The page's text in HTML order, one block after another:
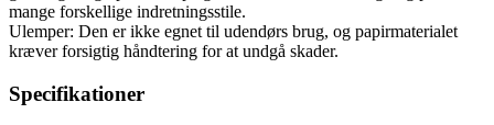
mange forskellige indretningsstile.
Ulemper: Den er ikke egnet til udendørs brug, og papirmaterialet
kræver forsigtig håndtering for at undgå skader.
Specifikationer